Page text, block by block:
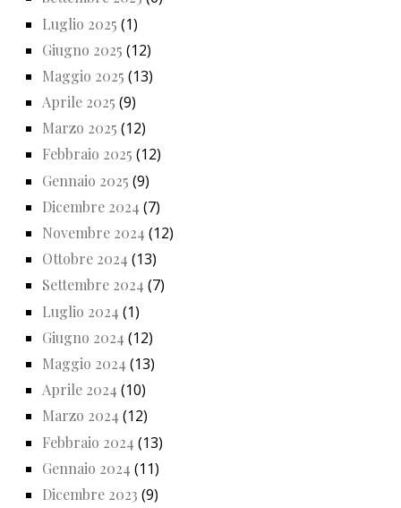
Luglio 2025 (1)
Giugno 2025 (12)
Maggio 2025 (13)
Aprile 2025 (9)
Marzo 2025 (12)
Febbraio 2025 (12)
Gennaio 2025 (9)
Dicembre 2024 (7)
Novembre 2024 (12)
Ottobre 2024 (13)
Settembre 2024 (7)
Luglio 2024 (1)
Giugno 2024 (12)
Maggio 2024 (13)
Aprile 2024 (10)
Marzo 2024 (12)
Febbraio 2024 (13)
Gennaio 2024 (11)
Dicembre 2023 (9)